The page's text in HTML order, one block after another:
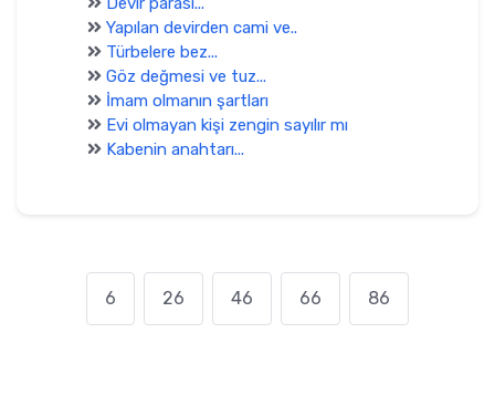
Yapılan devirden cami ve..
Türbelere bez...
Göz değmesi ve tuz...
İmam olmanın şartları
Evi olmayan kişi zengin sayılır mı
Kabenin anahtarı...
6 26 46 66 86